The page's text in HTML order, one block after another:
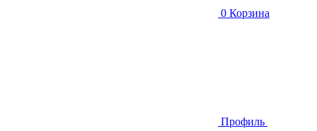
0 Корзина
Профиль